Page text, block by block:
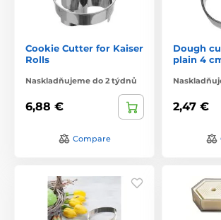
Cookie Cutter for Kaiser
Rolls
Naskladňujeme do 2 týdnů
6,88 €
Compare
Dough
plain 4
2,47 €